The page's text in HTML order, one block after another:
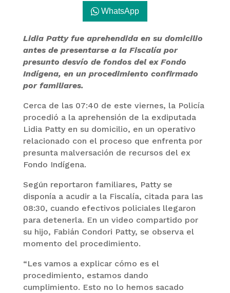
WhatsApp
Lidia Patty fue aprehendida en su domicilio
antes de presentarse a la Fiscalía por
presunto desvío de fondos del ex Fondo
Indígena, en un procedimiento confirmado
por familiares.
Cerca de las 07:40 de este viernes, la Policía
procedió a la aprehensión de la exdiputada
Lidia Patty en su domicilio, en un operativo
relacionado con el proceso que enfrenta por
presunta malversación de recursos del ex
Fondo Indígena.
Según reportaron familiares, Patty se
disponía a acudir a la Fiscalía, citada para las
08:30, cuando efectivos policiales llegaron
para detenerla. En un video compartido por
su hijo, Fabián Condori Patty, se observa el
momento del procedimiento.
“Les vamos a explicar cómo es el
procedimiento, estamos dando
cumplimiento. Esto no lo hemos sacado